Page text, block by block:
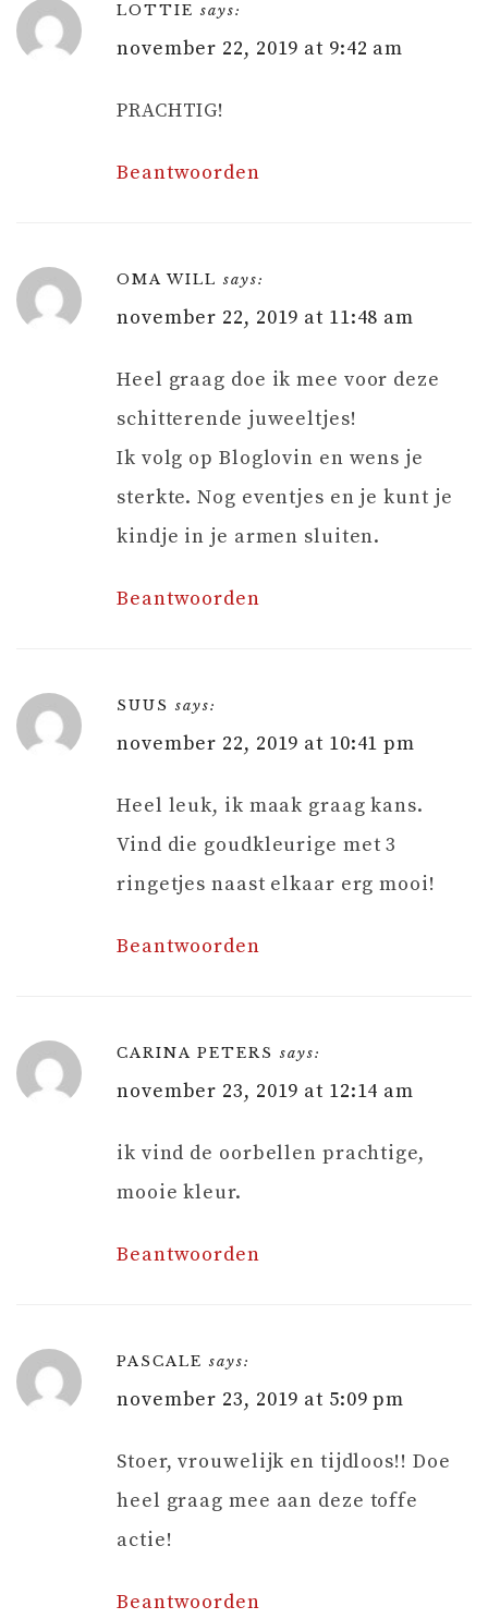
LOTTIE says:
november 22, 2019 at 9:42 am
PRACHTIG!
Beantwoorden
OMA WILL says:
november 22, 2019 at 11:48 am
Heel graag doe ik mee voor deze
schitterende juweeltjes!
Ik volg op Bloglovin en wens je
sterkte. Nog eventjes en je kunt je
kindje in je armen sluiten.
Beantwoorden
SUUS says:
november 22, 2019 at 10:41 pm
Heel leuk, ik maak graag kans.
Vind die goudkleurige met 3
ringetjes naast elkaar erg mooi!
Beantwoorden
CARINA PETERS says:
november 23, 2019 at 12:14 am
ik vind de oorbellen prachtige,
mooie kleur.
Beantwoorden
PASCALE says:
november 23, 2019 at 5:09 pm
Stoer, vrouwelijk en tijdloos!! Doe
heel graag mee aan deze toffe
actie!
Beantwoorden